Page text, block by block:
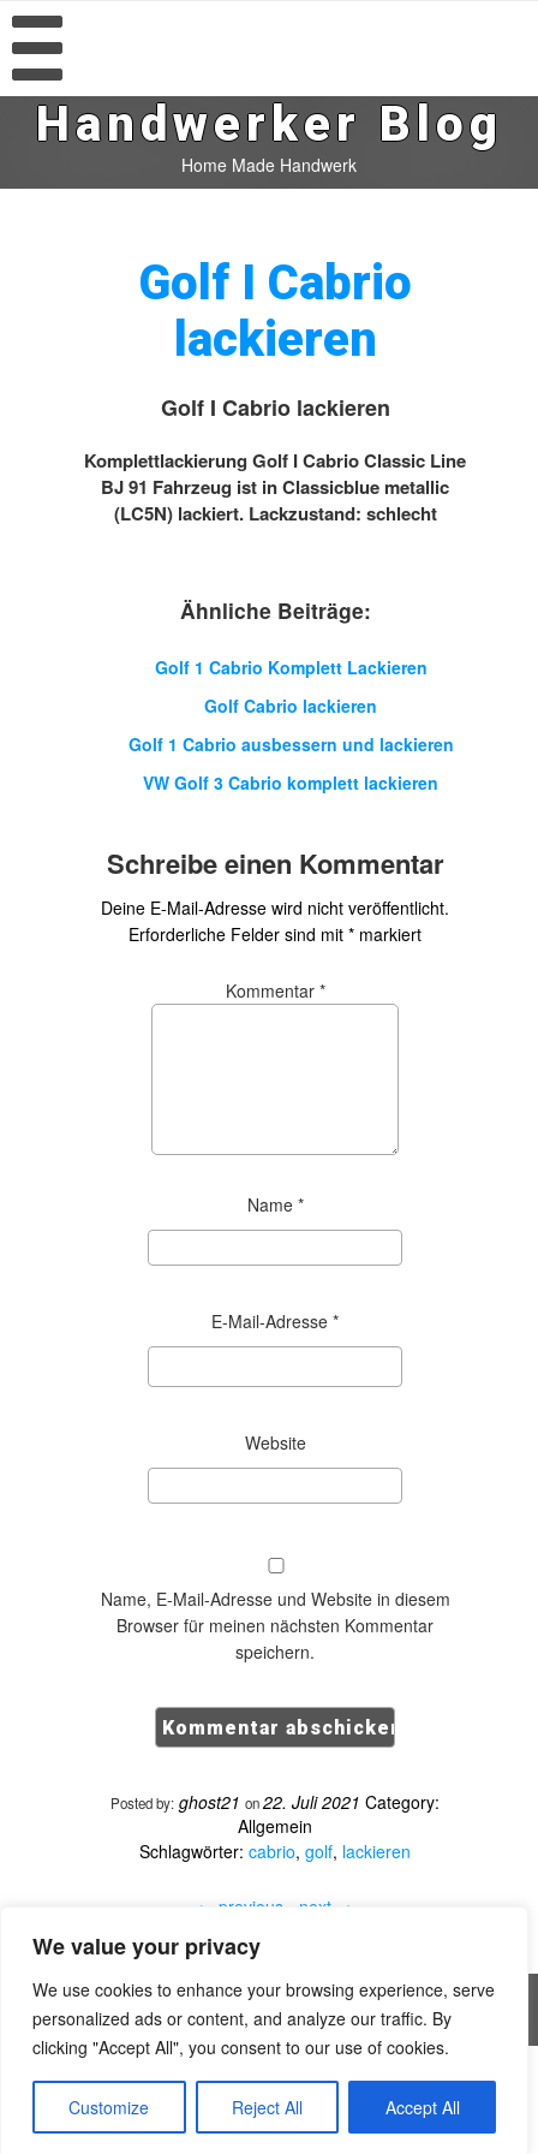
We value your privacy
We use cookies to enhance your browsing experience, serve
personalized ads or content, and analyze our traffic. By
clicking "Accept All", you consent to our use of cookies.
Customize Reject All Accept All
Handwerker Blog
Home Made Handwerk
Golf I Cabrio
lackieren
Golf I Cabrio lackieren
Komplettlackierung Golf I Cabrio Classic Line
BJ 91 Fahrzeug ist in Classicblue metallic
(LC5N) lackiert. Lackzustand: schlecht
Ähnliche Beiträge:
Golf 1 Cabrio Komplett Lackieren
Golf Cabrio lackieren
Golf 1 Cabrio ausbessern und lackieren
VW Golf 3 Cabrio komplett lackieren
Schreibe einen Kommentar
Deine E-Mail-Adresse wird nicht veröffentlicht.
Erforderliche Felder sind mit * markiert
Kommentar *
Name *
E-Mail-Adresse *
Website
Name, E-Mail-Adresse und Website in diesem
Browser für meinen nächsten Kommentar
speichern.
Posted by: ghost21 on22. Juli 2021 Category:
Allgemein
Schlagwörter: cabrio, golf, lackieren
← previous - next →
All rights reserved © Handwerker Blog
is.gd/Vzj7ud Handwerker – Telegraph is.gd/DaEMU3